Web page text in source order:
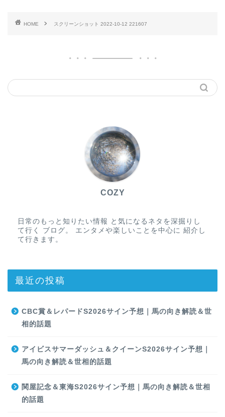
HOME スクリーンショット 2022-10-12 221607
COZY
日常のもっと知りたい情報 と気になるネタを深掘りし
て行く ブログ。 エンタメや楽しいことを中心に 紹介し
て行きます。
最近の投稿
CBC賞＆レパードS2026サイン予想｜馬の向き解読＆世
相的話題
アイビスサマーダッシュ＆クイーンS2026サイン予想｜
馬の向き解読＆世相的話題
関屋記念＆東海S2026サイン予想｜馬の向き解読＆世相
的話題